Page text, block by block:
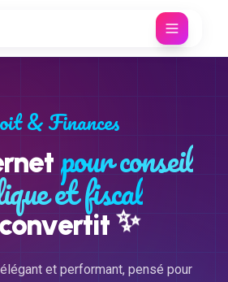
& Finances
pour conseil
et fiscal
✨
et performant, pensé pour